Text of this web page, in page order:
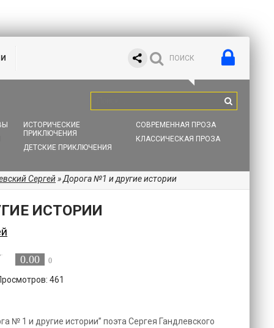
ИСТОРИЧЕСКИЕ
ПРИКЛЮЧЕНИЯ
ДЕТСКИЕ ПРИКЛЮЧЕНИЯ
СОВРЕМЕННАЯ ПРОЗА
КЛАССИЧЕСКАЯ ПРОЗА
Сергей» Дорога №1 и другие истории
ИСТОРИИ
0.00 0
461
№ 1 и другие истории” поэта Сергея Гандлевского